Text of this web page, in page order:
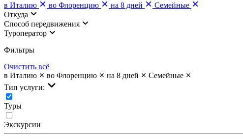
в Италию
во Флоренцию на 8 дней
Семейные
Откуда
Cпособ передвижения
Туроператор
Фильтры
Очистить всё
в Италию
во Флоренцию на 8 дней
Семейные
Тип услуги:
Туры
Экскурсии